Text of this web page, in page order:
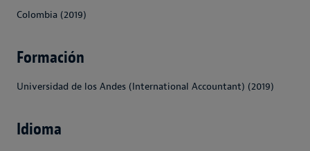
Colombia (2019)
Formación
Universidad de los Andes (International Accountant) (2019)
Idioma